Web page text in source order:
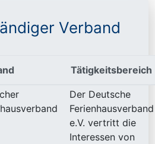
Verband
Tätigkeitsbereich
Der Deutsche
Ferienhausverband
e.V. vertritt die
Interessen von